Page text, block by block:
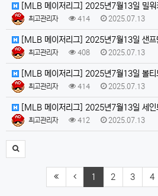
[MLB 메이저리그] 2025년7월13일 밀
최고관리자 414 2025.07.13
[MLB 메이저리그] 2025년7월13일 샌
최고관리자 408 2025.07.13
[MLB 메이저리그] 2025년7월13일 볼
최고관리자 414 2025.07.13
[MLB 메이저리그] 2025년7월13일 세
최고관리자 412 2025.07.13
1 2 3 4